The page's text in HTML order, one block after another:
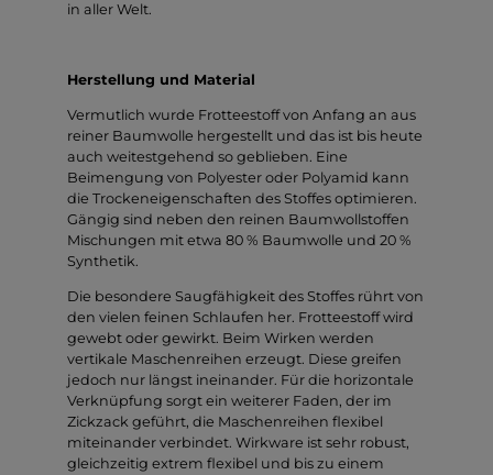
in aller Welt.
Herstellung und Material
Vermutlich wurde Frotteestoff von Anfang an aus
reiner Baumwolle hergestellt und das ist bis heute
auch weitestgehend so geblieben. Eine
Beimengung von Polyester oder Polyamid kann
die Trockeneigenschaften des Stoffes optimieren.
Gängig sind neben den reinen Baumwollstoffen
Mischungen mit etwa 80 % Baumwolle und 20 %
Synthetik.
Die besondere Saugfähigkeit des Stoffes rührt von
den vielen feinen Schlaufen her. Frotteestoff wird
gewebt oder gewirkt. Beim Wirken werden
vertikale Maschenreihen erzeugt. Diese greifen
jedoch nur längst ineinander. Für die horizontale
Verknüpfung sorgt ein weiterer Faden, der im
Zickzack geführt, die Maschenreihen flexibel
miteinander verbindet. Wirkware ist sehr robust,
gleichzeitig extrem flexibel und bis zu einem